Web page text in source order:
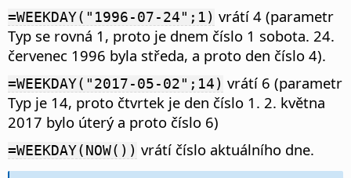
=WEEKDAY("1996-07-24";1) vrátí 4 (parametr
Typ se rovná 1, proto je dnem číslo 1 sobota. 24.
červenec 1996 byla středa, a proto den číslo 4).
=WEEKDAY("2017-05-02";14) vrátí 6 (parametr
Typ je 14, proto čtvrtek je den číslo 1. 2. května
2017 bylo úterý a proto číslo 6)
=WEEKDAY(NOW()) vrátí číslo aktuálního dne.